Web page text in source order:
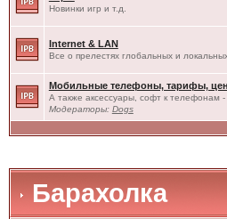
Новинки игр и т.д.
Internet & LAN
Все о прелестях глобальных и
Мобильные телефоны, тарифы,
А также аксессуары, софт к телефонам
Модераторы: Dogs
Барахолка